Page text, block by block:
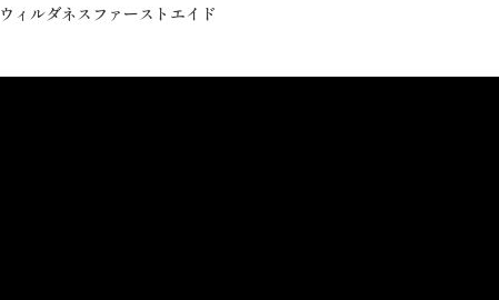
ウィルダネスファーストエイド